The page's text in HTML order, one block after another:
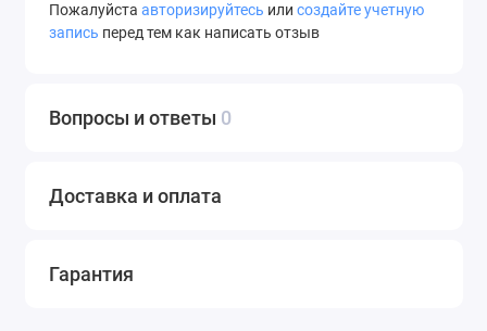
Пожалуйста авторизируйтесь или создайте учетную
запись перед тем как написать отзыв
Вопросы и ответы 0
Доставка и оплата
Гарантия